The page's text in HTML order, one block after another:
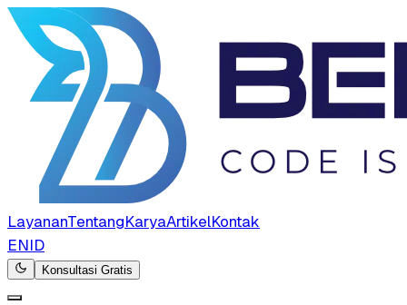
LayananTentangKaryaArtikelKontak
ENID
Konsultasi Gratis